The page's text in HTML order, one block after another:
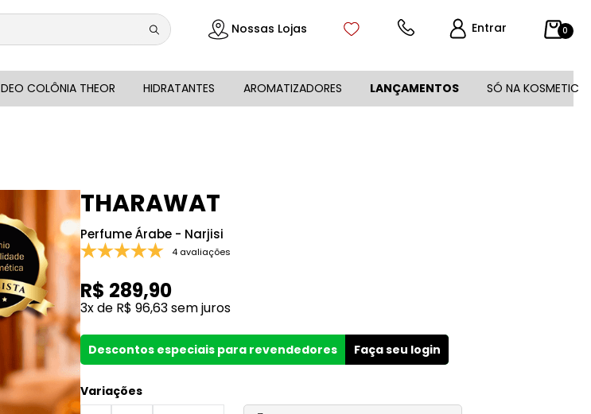
Nossas Lojas Entrar 0
DEO COLÔNIA THEOR HIDRATANTES AROMATIZADORES LANÇAMENTOS SÓ NA KOSMETIC
THARAWAT
Perfume Árabe - Narjisi
4 avaliações
R$ 289,90
3x de R$ 96,63sem juros
Descontos especiais para revendedores Faça seu login
Variações